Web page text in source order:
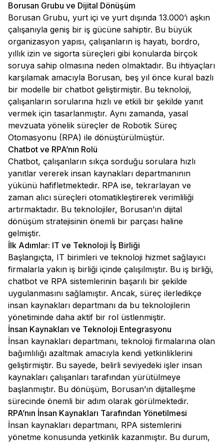
Borusan Grubu ve Dijital Dönüşüm
Borusan Grubu, yurt içi ve yurt dışında 13.000’i aşkın
çalışanıyla geniş bir iş gücüne sahiptir. Bu büyük
organizasyon yapısı, çalışanların iş hayatı, bordro,
yıllık izin ve sigorta süreçleri gibi konularda birçok
soruya sahip olmasına neden olmaktadır. Bu ihtiyaçları
karşılamak amacıyla Borusan, beş yıl önce kural bazlı
bir modelle bir chatbot geliştirmiştir. Bu teknoloji,
çalışanların sorularına hızlı ve etkili bir şekilde yanıt
vermek için tasarlanmıştır. Aynı zamanda, yasal
mevzuata yönelik süreçler de Robotik Süreç
Otomasyonu (RPA) ile dönüştürülmüştür.
Chatbot ve RPA’nın Rolü
Chatbot, çalışanların sıkça sorduğu sorulara hızlı
yanıtlar vererek insan kaynakları departmanının
yükünü hafifletmektedir. RPA ise, tekrarlayan ve
zaman alıcı süreçleri otomatikleştirerek verimliliği
artırmaktadır. Bu teknolojiler, Borusan’ın dijital
dönüşüm stratejisinin önemli bir parçası haline
gelmiştir.
İlk Adımlar: IT ve Teknoloji İş Birliği
Başlangıçta, IT birimleri ve teknoloji hizmet sağlayıcı
firmalarla yakın iş birliği içinde çalışılmıştır. Bu iş birliği,
chatbot ve RPA sistemlerinin başarılı bir şekilde
uygulanmasını sağlamıştır. Ancak, süreç ilerledikçe
insan kaynakları departmanı da bu teknolojilerin
yönetiminde daha aktif bir rol üstlenmiştir.
İnsan Kaynakları ve Teknoloji Entegrasyonu
İnsan kaynakları departmanı, teknoloji firmalarına olan
bağımlılığı azaltmak amacıyla kendi yetkinliklerini
geliştirmiştir. Bu sayede, belirli seviyedeki işler insan
kaynakları çalışanları tarafından yürütülmeye
başlanmıştır. Bu dönüşüm, Borusan’ın dijitalleşme
sürecinde önemli bir adım olarak görülmektedir.
RPA’nın İnsan Kaynakları Tarafından Yönetilmesi
İnsan kaynakları departmanı, RPA sistemlerini
yönetme konusunda yetkinlik kazanmıştır. Bu durum,